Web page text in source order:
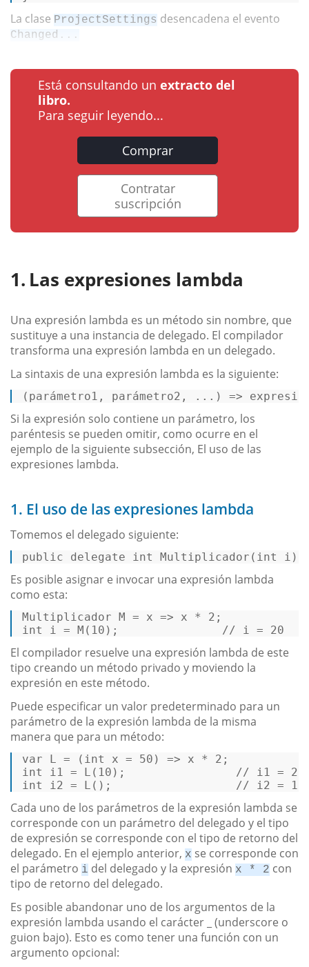
La clase ProjectSettings desencadena el evento
Changed...
Está consultando un extracto del
libro.
Para seguir leyendo...
Comprar
Contratar
suscripción
Las expresiones lambda
Una expresión lambda es un método sin nombre, que
sustituye a una instancia de delegado. El compilador
transforma una expresión lambda en un delegado.
La sintaxis de una expresión lambda es la siguiente:
(parámetro1, parámetro2, ...) =>
Si la expresión solo contiene un parámetro, los
paréntesis se pueden omitir, como ocurre en el
ejemplo de la siguiente subsección, El uso de las
expresiones lambda.
1. El uso de las expresiones lambda
Tomemos el delegado siguiente:
public delegate int Multiplicador ( int i )
Es posible asignar e invocar una expresión lambda
como esta:
Multiplicador M = x => x * 2
int
i = M( 10 ); // i = 20
El compilador resuelve una expresión lambda de este
tipo creando un método privado y moviendo la
expresión en este método.
Puede especificar un valor predeterminado para un
parámetro de la expresión lambda de la misma
manera que para un método:
var L = ( int x = 50 ) => x * 2
int
i1 = L( 10 ); // i1 =
int
i2 = L(); // i2 =
Cada uno de los parámetros de la expresión lambda se
corresponde con un parámetro del delegado y el tipo
de expresión se corresponde con el tipo de retorno del
delegado. En el ejemplo anterior, x se corresponde con
el parámetro i del delegado y la expresión x * 2 con
tipo de retorno del delegado.
Es posible abandonar uno de los argumentos de la
expresión lambda usando el carácter _ (underscore o
guion bajo). Esto es como tener una función con un
argumento opcional: